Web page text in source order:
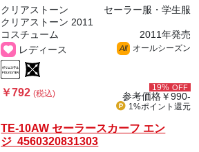
クリアストーン
セーラー服・学生服
クリアストーン 2011
コスチューム
2011年発売
レディース
All オールシーズン
￥792(税込)
19% OFF
参考価格￥990-
1%ポイント 還元
TE-10AW セーラースカーフ エン
ジ 4560320831303